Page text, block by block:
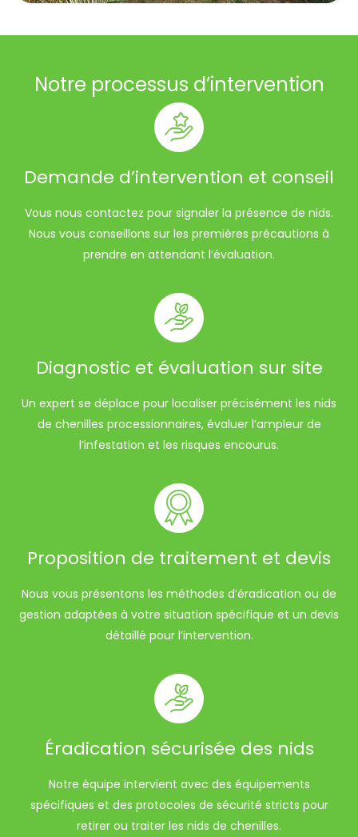
Notre processus d’intervention
Demande d’intervention et conseil
Vous nous contactez pour signaler la présence de nids.
Nous vous conseillons sur les premières précautions à
prendre en attendant l’évaluation.
Diagnostic et évaluation sur site
Un expert se déplace pour localiser précisément les nids
de chenilles processionnaires, évaluer l’ampleur de
l’infestation et les risques encourus.
Proposition de traitement et devis
Nous vous présentons les méthodes d’éradication ou de
gestion adaptées à votre situation spécifique et un devis
détaillé pour l’intervention.
Éradication sécurisée des nids
Notre équipe intervient avec des équipements
spécifiques et des protocoles de sécurité stricts pour
retirer ou traiter les nids de chenilles.